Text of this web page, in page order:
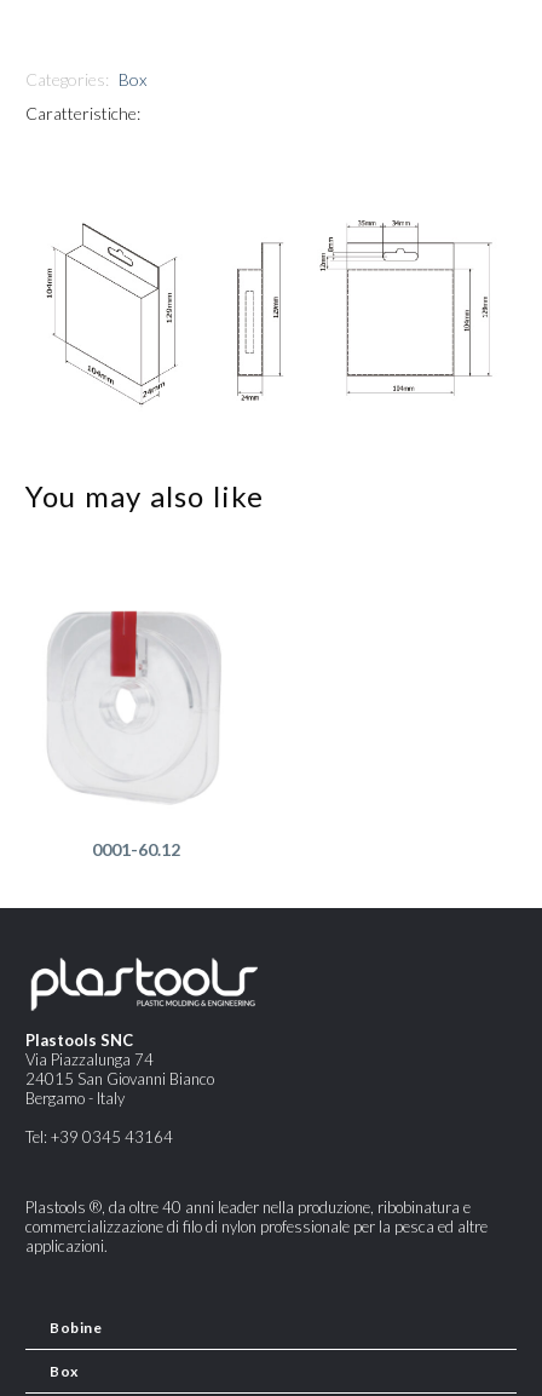
Categories: Box
Caratteristiche:
You may also like
0001-60.12
Plastools SNC
Via Piazzalunga 74
24015 San Giovanni Bianco
Bergamo - Italy
Tel: +39 0345 43164
Plastools ®, da oltre 40 anni leader nella produzione, ribobinatura e
commercializzazione di filo di nylon professionale per la pesca ed altre
applicazioni.
Bobine
Box